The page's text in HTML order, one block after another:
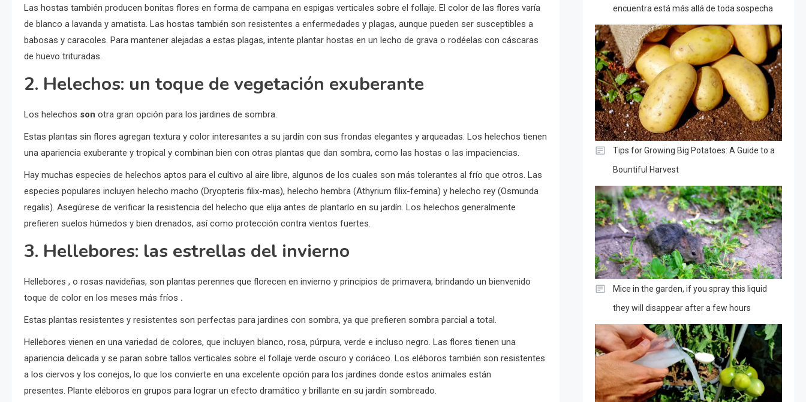
Las hostas también producen bonitas flores en forma de campana en espigas verticales sobre el follaje. El color de las flores varía
de blanco a lavanda y amatista. Las hostas también son resistentes a enfermedades y plagas, aunque pueden ser susceptibles a
babosas y caracoles. Para mantener alejadas a estas plagas, intente plantar hostas en un lecho de grava o rodéelas con cáscaras
de huevo trituradas.
2. Helechos: un toque de vegetación exuberante
Los helechos son otra gran opción para los jardines de sombra.
Estas plantas sin flores agregan textura y color interesantes a su jardín con sus frondas elegantes y arqueadas. Los helechos tienen
una apariencia exuberante y tropical y combinan bien con otras plantas que dan sombra, como las hostas o las impaciencias.
Hay muchas especies de helechos aptos para el cultivo al aire libre, algunos de los cuales son más tolerantes al frío que otros. Las
especies populares incluyen helecho macho (Dryopteris filix-mas), helecho hembra (Athyrium filix-femina) y helecho rey (Osmunda
regalis). Asegúrese de verificar la resistencia del helecho que elija antes de plantarlo en su jardín. Los helechos generalmente
prefieren suelos húmedos y bien drenados, así como protección contra vientos fuertes.
3. Hellebores: las estrellas del invierno
Hellebores , o rosas navideñas, son plantas perennes que florecen en invierno y principios de primavera, brindando un bienvenido
toque de color en los meses más fríos .
Estas plantas resistentes y resistentes son perfectas para jardines con sombra, ya que prefieren sombra parcial a total.
Hellebores vienen en una variedad de colores, que incluyen blanco, rosa, púrpura, verde e incluso negro. Las flores tienen una
apariencia delicada y se paran sobre tallos verticales sobre el follaje verde oscuro y coriáceo. Los eléboros también son resistentes
a los ciervos y los conejos, lo que los convierte en una excelente opción para los jardines donde estos animales están
presentes. Plante eléboros en grupos para lograr un efecto dramático y brillante en su jardín sombreado.
encuentra está más allá de toda sospecha
Tips for Growing Big Potatoes: A Guide to a
Bountiful Harvest
Mice in the garden, if you spray this liquid
they will disappear after a few hours